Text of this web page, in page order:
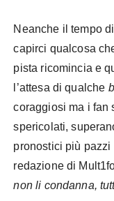
Neanche il tempo
capirci qualcosa
pista ricomincia e
l’attesa di qualche
coraggiosi ma i fan
spericolati,
pronostici più
redazione di
non li condanna,